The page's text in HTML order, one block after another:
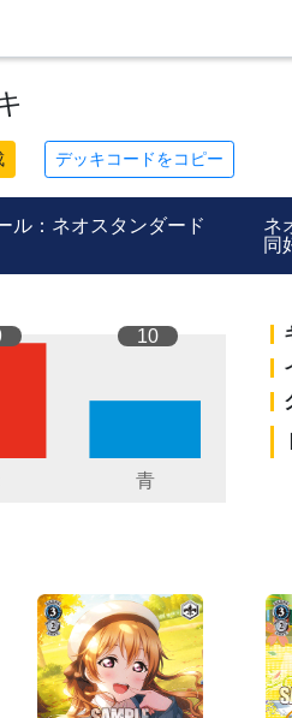
デッキコードをコピー
ル：ネオスタンダード ネ
同
10